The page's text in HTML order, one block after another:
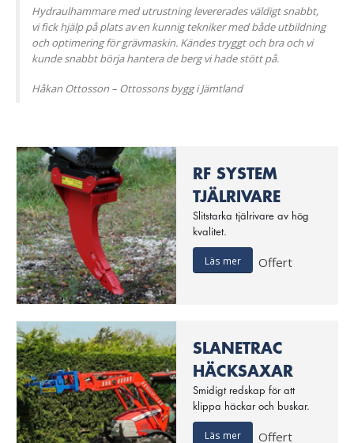
Hydraulhammare med utrustning levererades väldigt snabbt,
vi fick hjälp på plats av en kunnig tekniker med både utbildning
och optimering för grävmaskin. Kändes tryggt och bra och vi
kunde snabbt börja hantera de berg vi hade stött på.
Håkan Ottosson – Ottossons bygg i Jämtland
RF SYSTEM
TJÄLRIVARE
Slitstarka tjälrivare av hög
kvalitet.
Läs mer Offert
SLANETRAC
HÄCKSAXAR
Smidigt redskap för att
klippa häckar och buskar.
Läs mer Offert